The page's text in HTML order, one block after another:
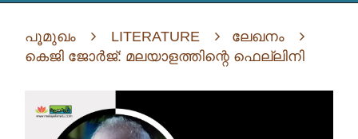
പൂമുഖം LITERATURE
ലേഖനം
കെജി ജോർജ്: മലയാളത്തിന്റെ ഫെല്ലിനി